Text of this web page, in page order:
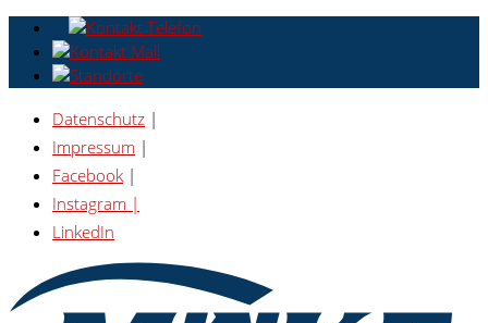
Datenschutz |
Impressum |
Facebook |
Instagram |
LinkedIn